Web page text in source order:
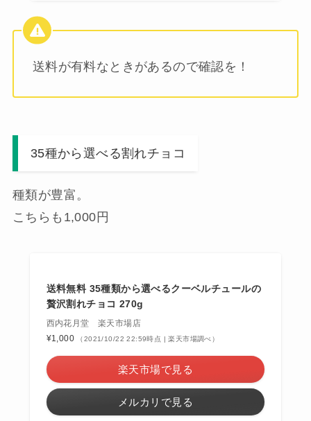
送料が有料なときがあるので確認を！
35種から選べる割れチョコ
種類が豊富。
こちらも1,000円
送料無料 35種類から選べるクーベルチュールの
贅沢割れチョコ 270g
西内花月堂 楽天市場店
¥1,000
（2021/10/22 22:59時点 | 楽天市場調べ）
楽天市場で見る
メルカリで見る